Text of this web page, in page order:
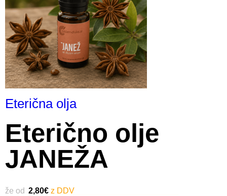
Eterična olja
Eterično olje
JANEŽA
že od 2,80€